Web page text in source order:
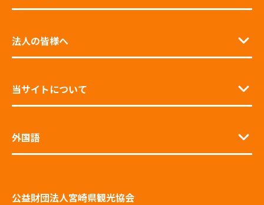
法人の皆様へ
当サイトについて
外国語
公益財団法人宮崎県観光協会